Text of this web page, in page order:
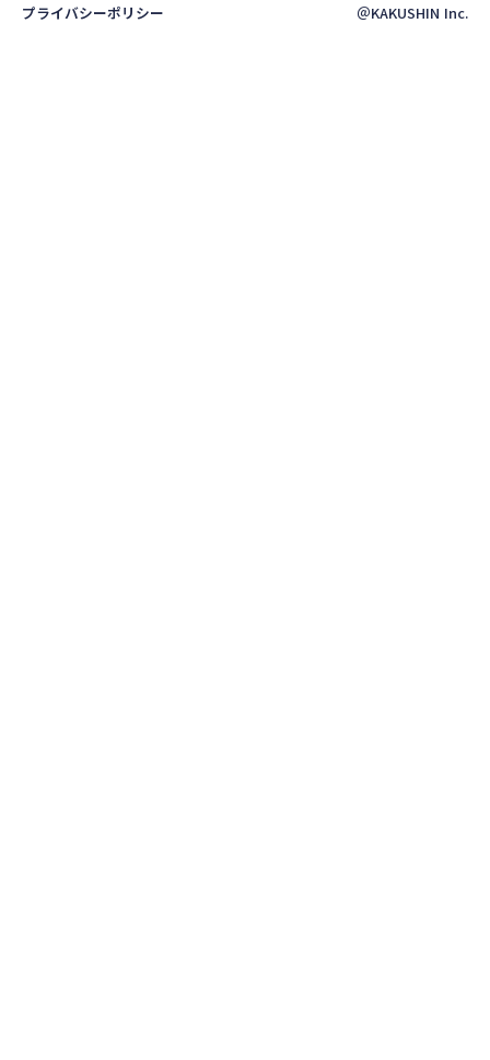
プライバシーポリシー ＠KAKUSHIN Inc.